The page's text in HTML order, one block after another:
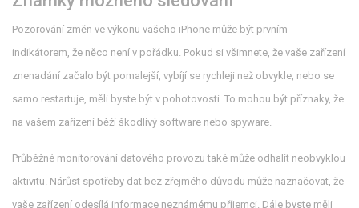
Pozorování změn ve výkonu vašeho iPhone může být prvním
indikátorem, že něco není v pořádku. Pokud si všimnete, že vaše zařízení
znenadání začalo být pomalejší, vybíjí se rychleji než obvykle, nebo se
samo restartuje, měli byste být v pohotovosti. To mohou být příznaky, že
na vašem zařízení běží škodlivý software nebo spyware.
Průběžné monitorování datového provozu také může odhalit neobvyklou
aktivitu. Nárůst spotřeby dat bez zřejmého důvodu může naznačovat, že
vaše zařízení odesílá informace neznámému příjemci. Dále byste měli